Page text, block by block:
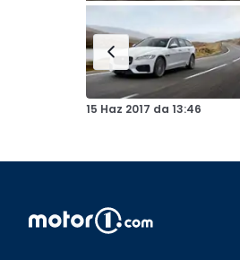
15 Haz 2017 da 13:46